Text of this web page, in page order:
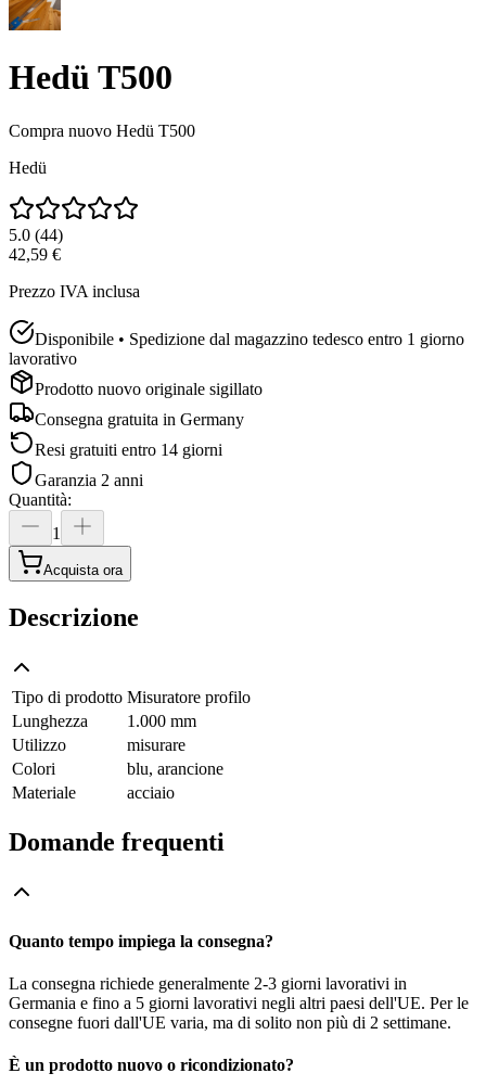
Hedü T500
Compra nuovo Hedü T500
Hedü
5.0 (44)
42,59 €
Prezzo IVA inclusa
Disponibile • Spedizione dal magazzino tedesco entro 1 giorno
lavorativo
Prodotto nuovo originale sigillato
Consegna gratuita in Germany
Resi gratuiti entro 14 giorni
Garanzia 2 anni
Quantità:
1
Acquista ora
Descrizione
Tipo di prodotto Misuratore profilo
Lunghezza
1.000 mm
Utilizzo
misurare
Colori
blu, arancione
Materiale
acciaio
Domande frequenti
Quanto tempo impiega la consegna?
La consegna richiede generalmente 2-3 giorni lavorativi in
Germania e fino a 5 giorni lavorativi negli altri paesi dell'UE. Per le
consegne fuori dall'UE varia, ma di solito non più di 2 settimane.
È un prodotto nuovo o ricondizionato?